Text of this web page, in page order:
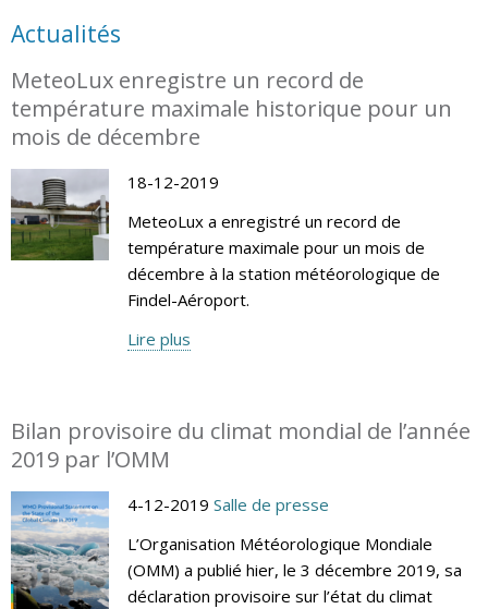
Actualités
MeteoLux enregistre un record de
température maximale historique pour un
mois de décembre
18-12-2019
MeteoLux a enregistré un record de
température maximale pour un mois de
décembre à la station météorologique de
Findel-Aéroport.
Lire plus
Bilan provisoire du climat mondial de l’année
2019 par l’OMM
4-12-2019 Salle de presse
L’Organisation Météorologique Mondiale
(OMM) a publié hier, le 3 décembre 2019, sa
déclaration provisoire sur l’état du climat